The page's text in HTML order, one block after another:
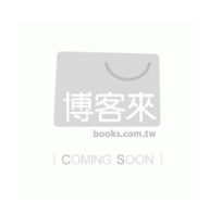
Müller Nagano(1)
Naranjan S. (EDT)/